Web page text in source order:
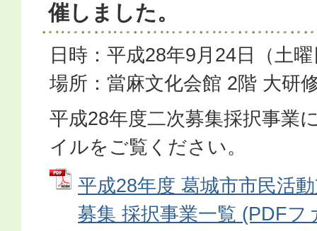
催しました。
日時：平成28年9月24日（土
場所：當麻文化会館 2階 大研
平成28年度二次募集採択事業
イルをご覧ください。
平成28年度 葛城市市民活
募集 採択事業一覧 (PDFフ